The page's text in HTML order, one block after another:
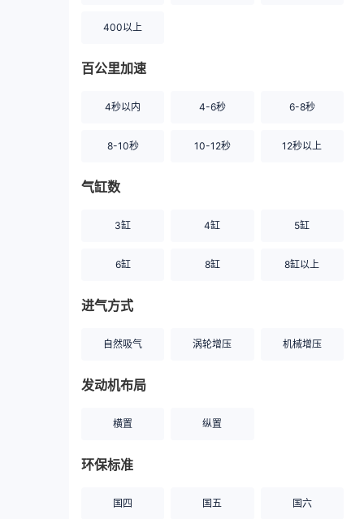
400以上
百公里加速
4秒以内 4-6秒 6-8秒
8-10秒 10-12秒 12秒以上
气缸数
3缸 4缸 5缸
6缸 8缸 8缸以上
进气方式
自然吸气 涡轮增压 机械增压
发动机布局
横置 纵置
环保标准
国四 国五 国六